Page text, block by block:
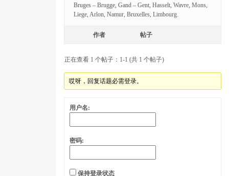
Bruges – Brugge, Gand – Gent, Hasselt, Wavre, Mons,
Liege, Arlon, Namur, Bruxelles, Limbourg.
作者 帖子
正在查看 1 个帖子：1-1 (共 1 个帖子)
哎呀，回复话题必需登录。
用户名:
密码:
保持登录状态